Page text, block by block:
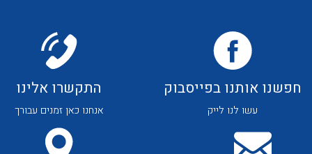
לכל מוצרי היצרן לכל מוצרי היצרן חפשנו אותנו בפייסבוק
עשו לנו לייק
התקשרו אלינו
אנחנו כאן זמנים עבורך